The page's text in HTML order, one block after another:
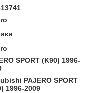
SPORT (K90) 1996-
PAJERO SPORT
1996-2009